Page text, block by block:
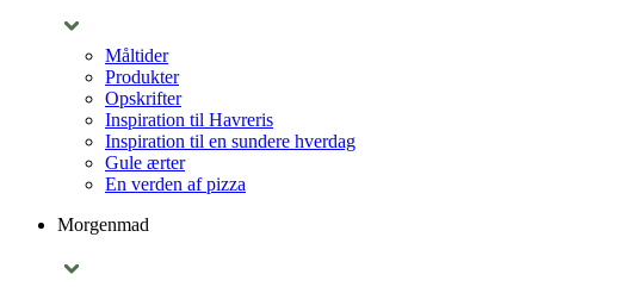
Måltider
Produkter
Opskrifter
Inspiration til Havreris
Inspiration til en sundere hverdag
Gule ærter
En verden af pizza
Morgenmad